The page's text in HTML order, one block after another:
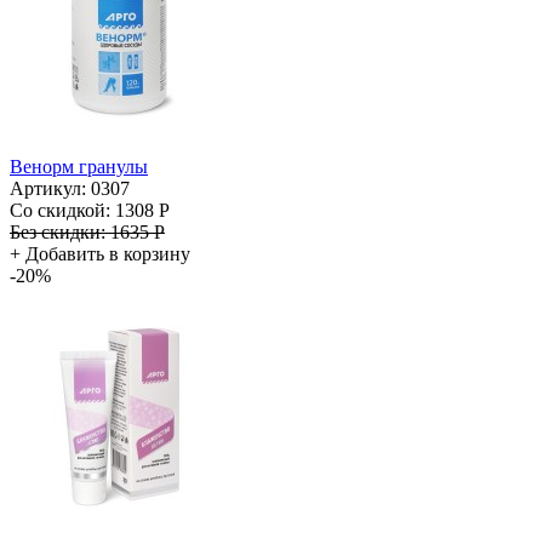
Венорм гранулы
Артикул: 0307
Со скидкой: 1308 Р
Без скидки:1635 Р
+ Добавить в корзину
-20%